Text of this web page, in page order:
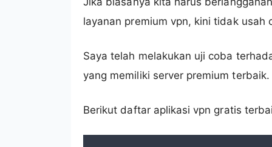
layanan premium vpn, kini tidak usah
Saya telah melakukan uji coba
yang memiliki server premium terbaik.
Berikut daftar aplikasi vpn gratis